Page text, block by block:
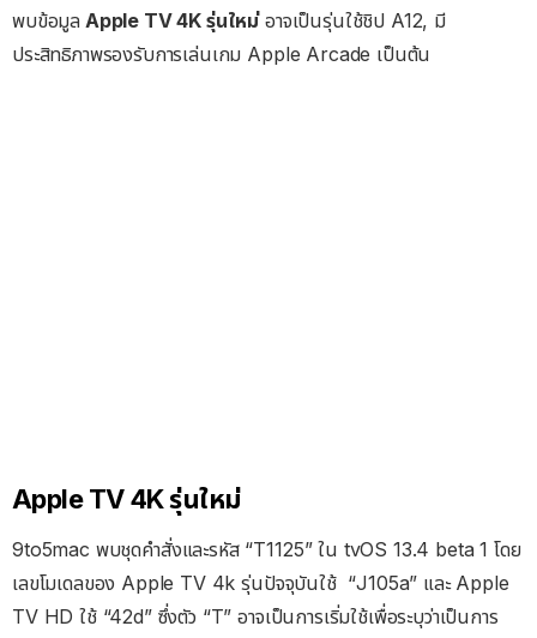
พบข้อมูล Apple TV 4K รุ่นใหม่อาจเป็นรุ่นใช้ชิป A12, มี
ประสิทธิภาพรองรับการเล่นเกม Apple Arcade เป็นต้น
Apple TV 4K รุ่นใหม่
9to5mac พบชุดคำสั่งและรหัส “T1125” ใน tvOS 13.4 beta 1 โดย
เลขโมเดลของ Apple TV 4k รุ่นปัจจุบันใช้ “J105a” และ Apple
TV HD ใช้ “42d” ซึ่งตัว “T” อาจเป็นการเริ่มใช้เพื่อระบุว่าเป็นการ